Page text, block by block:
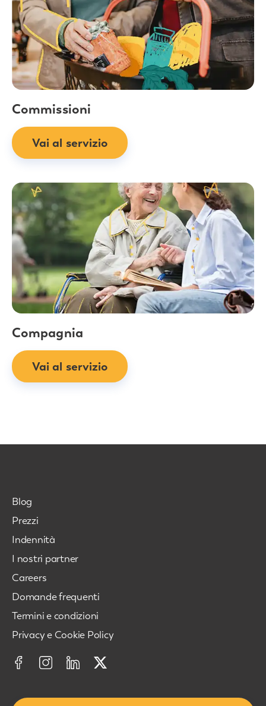
Commissioni
Vai al servizio
Compagnia
Vai al servizio
Blog
Prezzi
Indennità
I nostri partner
Careers
Domande frequenti
Termini e condizioni
Privacy e Cookie Policy